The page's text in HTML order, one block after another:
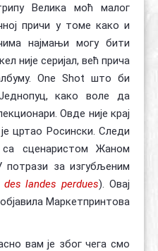
Велика моћ малог
причи у томе како и
најмањи могу бити
није серијал, већ прича
One Shot што би
како воле да
Овде није крај
цртао Росински. Следи
са сценаристом Жаном
потрази за изгубљеним
landes perdues). Овај
Маркетпринтова
вам је због чега смо